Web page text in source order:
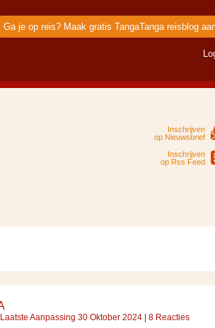
Ga je op reis? Maak gratis TangaTanga reisblog
Inschrijven
op Nieuwsbrief
Inschrijven
op Rss Feed
Aanpassing 30 Oktober 2024 | 8 Reacties